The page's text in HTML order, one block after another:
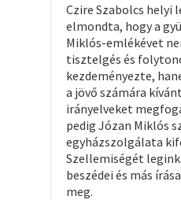
Czire Szabolcs helyi
elmondta, hogy a
Miklós-emlékévet
tisztelgés és
kezdeményezte,
a jövő számára
irányelveket
pedig Józan Miklós
egyházszolgálata
Szellemiségét
beszédei és más
meg.